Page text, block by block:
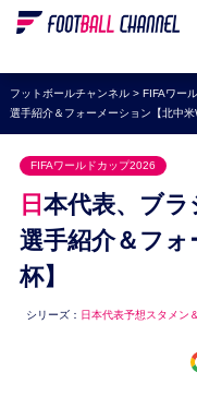
WEリーグ
海外サッカー
プレミアリーグ
ラ・リーガ
セリエA
ブンデスリーガ
ナショナルチー
フットボールチャンネル> FIFAワー
選手紹介＆フォーメーション【北中米
FIFAワールドカップ2026
日本代表、ブラジル戦の予想スタメン全
選手紹介＆フ
杯】
シリーズ： 日本代表予想スタメン